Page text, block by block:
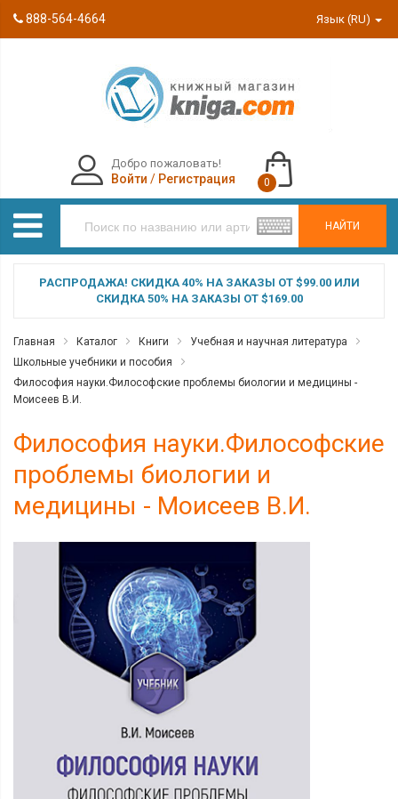
888-564-4664 Язык (RU)
НАЙТИ
Добро пожаловать!
Войти / Регистрация 0
РАСПРОДАЖА! СКИДКА 40% НА ЗАКАЗЫ ОТ $99.00 ИЛИ
СКИДКА 50% НА ЗАКАЗЫ ОТ $169.00
Главная Каталог Книги
Учебная и научная литература
Школьные учебники и пособия
Философия науки.Философские проблемы биологии и медицины -
Моисеев В.И.
Философия науки.Философские
проблемы биологии и
медицины - Моисеев В.И.